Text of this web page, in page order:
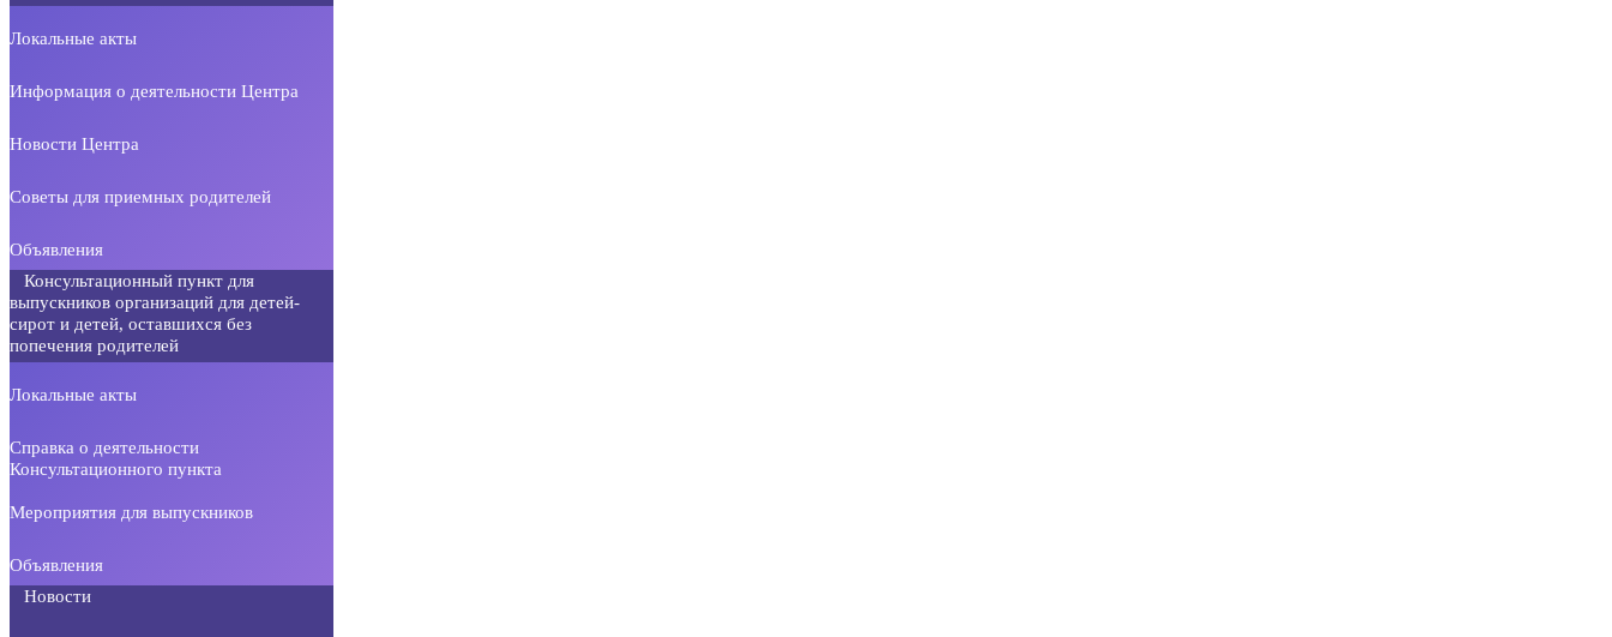
Локальные акты
Информация о деятельности Центра
Новости Центра
Советы для приемных родителей
Объявления
Консультационный пункт для
выпускников организаций для детей-
сирот и детей, оставшихся без
попечения родителей
Локальные акты
Справка о деятельности
Консультационного пункта
Мероприятия для выпускников
Объявления
Новости